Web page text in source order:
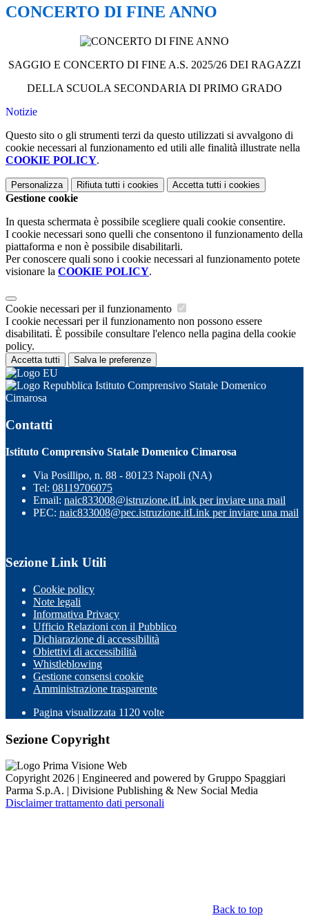
CONCERTO DI FINE ANNO
SAGGIO E CONCERTO DI FINE A.S. 2025/26 DEI RAGAZZI
DELLA SCUOLA SECONDARIA DI PRIMO GRADO
Notizie
Questo sito o gli strumenti terzi da questo utilizzati si avvalgono di
cookie necessari al funzionamento ed utili alle finalità illustrate nella
COOKIE POLICY.
Personalizza Rifiuta tutti i cookies Accetta tutti i cookies
Gestione cookie
In questa schermata è possibile scegliere quali cookie consentire.
I cookie necessari sono quelli che consentono il funzionamento della
piattaforma e non è possibile disabilitarli.
Per conoscere quali sono i cookie necessari al funzionamento potete
visionare la COOKIE POLICY.
Cookie necessari per il funzionamento
I cookie necessari per il funzionamento non possono essere
disabilitati. È possibile consultare l'elenco nella pagina della cookie
policy.
Accetta tutti Salva le preferenze
Istituto Comprensivo Statale Domenico
Cimarosa
Contatti
Istituto Comprensivo Statale Domenico Cimarosa
Via Posillipo, n. 88 - 80123 Napoli (NA)
Tel: 08119706075
Email: naic833008@istruzione.itLink per inviare una mail
PEC: naic833008@pec.istruzione.itLink per inviare una mail
Sezione Link Utili
Cookie policy
Note legali
Informativa Privacy
Ufficio Relazioni con il Pubblico
Dichiarazione di accessibilità
Obiettivi di accessibilità
Whistleblowing
Gestione consensi cookie
Amministrazione trasparente
Pagina visualizzata 1120 volte
Sezione Copyright
Copyright 2026 | Engineered and powered by Gruppo Spaggiari
Parma S.p.A. | Divisione Publishing & New Social Media
Disclaimer trattamento dati personali
Back to top